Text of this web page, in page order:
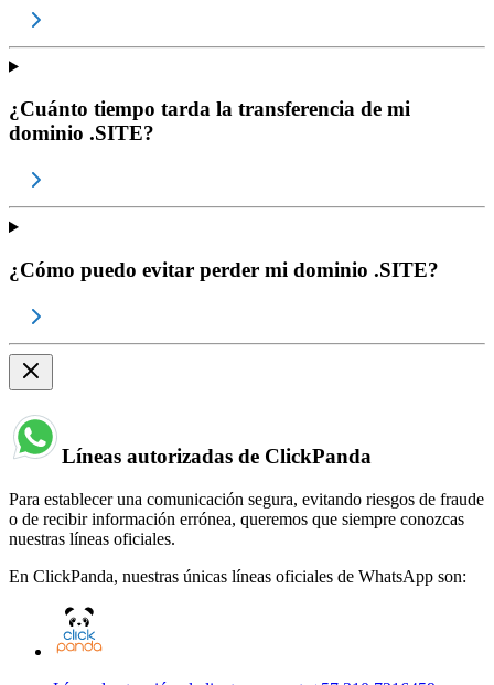
¿Cuánto tiempo tarda la transferencia de mi
dominio .SITE?
¿Cómo puedo evitar perder mi dominio .SITE?
Líneas autorizadas de ClickPanda
Para establecer una comunicación segura, evitando riesgos de fraude
o de recibir información errónea, queremos que siempre conozcas
nuestras líneas oficiales.
En ClickPanda, nuestras únicas líneas oficiales de WhatsApp son: